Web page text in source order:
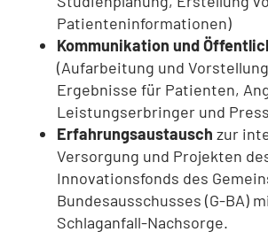
Patienteninformationen)
Kommunikation und
(Aufarbeitung und
Ergebnisse für Patienten,
Leistungserbringer und
Erfahrungsaustausch zur
Versorgung und Projekten
Innovationsfonds des
Bundesausschusses (G-BA)
Schlaganfall-Nachsorge.